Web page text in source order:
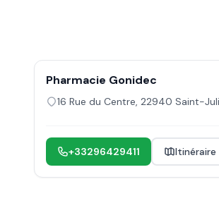
Pharmacie Gonidec
16 Rue du Centre, 22940 Saint-
+33296429411 Itinéraire